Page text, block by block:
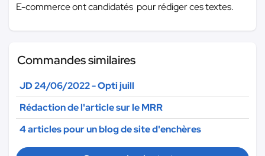
E-commerce ont candidatés pour rédiger ces textes.
Commandes similaires
JD 24/06/2022 - Opti juill
Rédaction de l'article sur le MRR
4 articles pour un blog de site d'enchères